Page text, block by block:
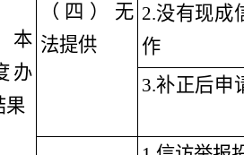
本
办
果
（四）无
法提供
2.没有现成
作
3.补正后申